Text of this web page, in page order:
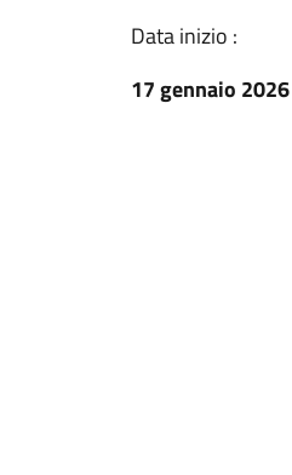
Data inizio :
17 gennaio 2026